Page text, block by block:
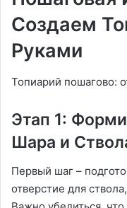
Создаем
Руками
Топиарий пошагово:
Этап 1:
Шара и
Первый шаг –
отверстие для